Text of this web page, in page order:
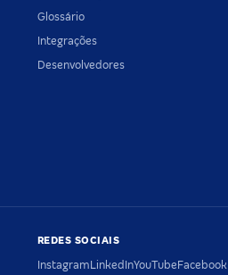
Glossário
Integrações
Desenvolvedores
REDES SOCIAIS
InstagramLinkedInYouTubeFacebook